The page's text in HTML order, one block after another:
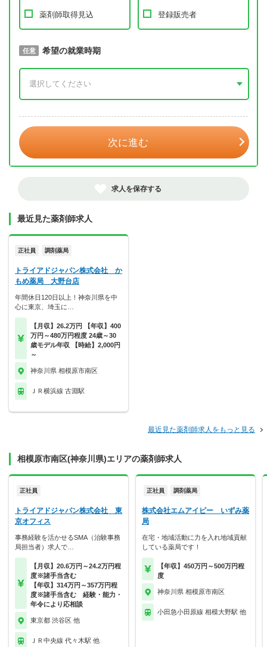
薬剤師取得見込 登録販売者
必須 取得予定年
任意 希望の就業時期
次に進む
求人を保存する
最近見た薬剤師求人
正社員 調剤薬局
トライアドジャパン株式会社 か
もめ薬局 大野台店
年間休日120日以上！神奈川県を中
心に東京、埼玉に…
【月収】26.2万円 【年収】400
万円～480万円程度 24歳～30
歳モデル年収 【時給】2,000円
～
神奈川県 相模原市南区
ＪＲ横浜線 古淵駅
最近見た薬剤師求人をもっと見る
相模原市南区(神奈川県)エリアの薬剤師求人
正社員
トライアドジャパン株式会社 東
京オフィス
事務経験を活かせるSMA（治験事務
局担当者）求人で…
【月収】20.6万円～24.2万円程
度※諸手当含む
【年収】314万円～357万円程
度※諸手当含む 経験・能力・
年令により応相談
東京都 渋谷区 他
ＪＲ中央線 代々木駅 他
正社員 調剤薬局
株式会社エムアイピー いずみ薬
局
在宅・地域活動に力を入れ地域貢献
している薬局です！
【年収】450万円～500万円程
度
神奈川県 相模原市南区
小田急小田原線 相模大野駅 他